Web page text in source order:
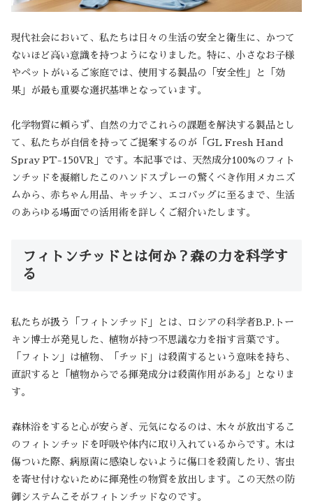
現代社会において、私たちは日々の生活の安全と衛生に、かつて
ないほど高い意識を持つようになりました。特に、小さなお子様
やペットがいるご家庭では、使用する製品の「安全性」と「効
果」が最も重要な選択基準となっています。
化学物質に頼らず、自然の力でこれらの課題を解決する製品とし
て、私たちが自信を持ってご提案するのが「GL Fresh Hand
Spray PT-150VR」です。本記事では、天然成分100%のフィト
ンチッドを凝縮したこのハンドスプレーの驚くべき作用メカニズ
ムから、赤ちゃん用品、キッチン、エコバッグに至るまで、生活
のあらゆる場面での活用術を詳しくご紹介いたします。
フィトンチッドとは何か？森の力を科学す
る
私たちが扱う「フィトンチッド」とは、ロシアの科学者B.P.トー
キン博士が発見した、植物が持つ不思議な力を指す言葉です。
「フィトン」は植物、「チッド」は殺菌するという意味を持ち、
直訳すると「植物からでる揮発成分は殺菌作用がある」となりま
す。
森林浴をすると心が安らぎ、元気になるのは、木々が放出するこ
のフィトンチッドを呼吸や体内に取り入れているからです。木は
傷ついた際、病原菌に感染しないように傷口を殺菌したり、害虫
を寄せ付けないために揮発性の物質を放出します。この天然の防
御システムこそがフィトンチッドなのです。